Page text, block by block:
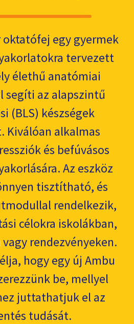
oktatófej egy gyermek
tervezett
élethű anatómiai
segíti az alapszintű
(BLS) készségek
Kiválóan alkalmas
és befúvásos
Az eszköz
tisztítható, és
rendelkezik,
célokra iskolákban,
rendezvényeken.
hogy egy új Ambu
be, mellyel
juttathatjuk el az
tudását.